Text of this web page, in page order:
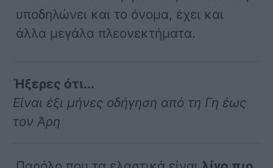
υποδηλώνει και το όνομα, έχει και
άλλα μεγάλα πλεονεκτήματα.
Ήξερες ότι...
Είναι έξι μήνες οδήγηση από τη Γη έως
τον Άρη